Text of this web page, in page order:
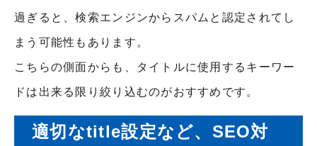
過ぎると、検索エンジンからスパムと認定されてし
まう可能性もあります。
こちらの側面からも、タイトルに使用するキーワー
ドは出来る限り絞り込むのがおすすめです。
適切なtitle設定など、SEO対